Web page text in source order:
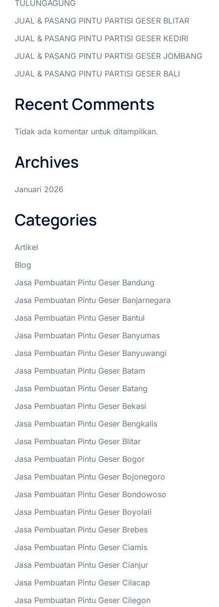
TULUNGAGUNG
JUAL & PASANG PINTU PARTISI GESER BLITAR
JUAL & PASANG PINTU PARTISI GESER KEDIRI
JUAL & PASANG PINTU PARTISI GESER JOMBANG
JUAL & PASANG PINTU PARTISI GESER BALI
Recent Comments
Tidak ada komentar untuk ditampilkan.
Archives
Januari 2026
Categories
Artikel
Blog
Jasa Pembuatan Pintu Geser Bandung
Jasa Pembuatan Pintu Geser Banjarnegara
Jasa Pembuatan Pintu Geser Bantul
Jasa Pembuatan Pintu Geser Banyumas
Jasa Pembuatan Pintu Geser Banyuwangi
Jasa Pembuatan Pintu Geser Batam
Jasa Pembuatan Pintu Geser Batang
Jasa Pembuatan Pintu Geser Bekasi
Jasa Pembuatan Pintu Geser Bengkalis
Jasa Pembuatan Pintu Geser Blitar
Jasa Pembuatan Pintu Geser Bogor
Jasa Pembuatan Pintu Geser Bojonegoro
Jasa Pembuatan Pintu Geser Bondowoso
Jasa Pembuatan Pintu Geser Boyolali
Jasa Pembuatan Pintu Geser Brebes
Jasa Pembuatan Pintu Geser Ciamis
Jasa Pembuatan Pintu Geser Cianjur
Jasa Pembuatan Pintu Geser Cilacap
Jasa Pembuatan Pintu Geser Cilegon